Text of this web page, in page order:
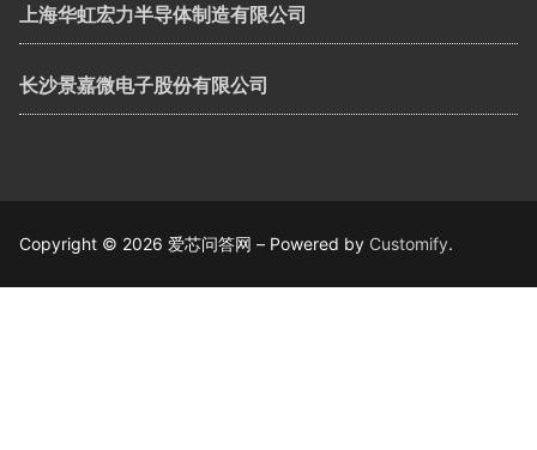
上海华虹宏力半导体制造有限公司
长沙景嘉微电子股份有限公司
Copyright © 2026 爱芯问答网 – Powered by Customify.